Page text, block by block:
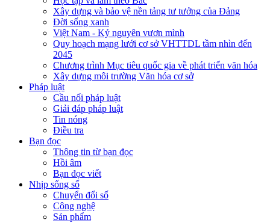
Xây dựng và bảo vệ nền tảng tư tưởng của Đảng
Đời sống xanh
Việt Nam - Kỷ nguyên vươn mình
Quy hoạch mạng lưới cơ sở VHTTDL tầm nhìn đến
2045
Chương trình Mục tiêu quốc gia về phát triển văn hóa
Xây dựng môi trường Văn hóa cơ sở
Pháp luật
Cầu nối pháp luật
Giải đáp pháp luật
Tin nóng
Điều tra
Bạn đọc
Thông tin từ bạn đọc
Hồi âm
Bạn đọc viết
Nhịp sống số
Chuyển đổi số
Công nghệ
Sản phẩm